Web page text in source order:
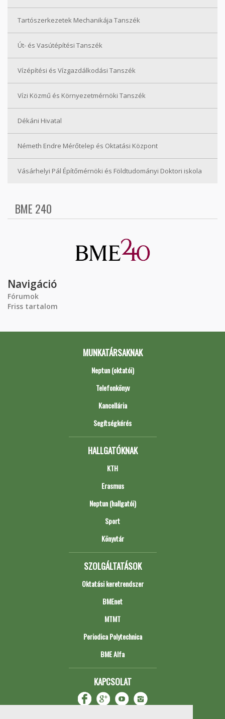
Tartószerkezetek Mechanikája Tanszék
Út- és Vasútépítési Tanszék
Vízépítési és Vízgazdálkodási Tanszék
Vízi Közmű és Környezetmérnöki Tanszék
Dékáni Hivatal
Németh Endre Mérőtelep és Oktatási Központ
Vásárhelyi Pál Építőmérnöki és Földtudományi Doktori iskola
BME 240
Navigáció
Fórumok
Friss tartalom
MUNKATÁRSAKNAK
Neptun (oktatói)
Telefonkönyv
Kancellária
Segítségkérés
HALLGATÓKNAK
KTH
Erasmus
Neptun (hallgatói)
Sport
Könyvtár
SZOLGÁLTATÁSOK
Oktatási keretrendszer
BMEnet
MTMT
Periodica Polytechnica
BME Alfa
KAPCSOLAT